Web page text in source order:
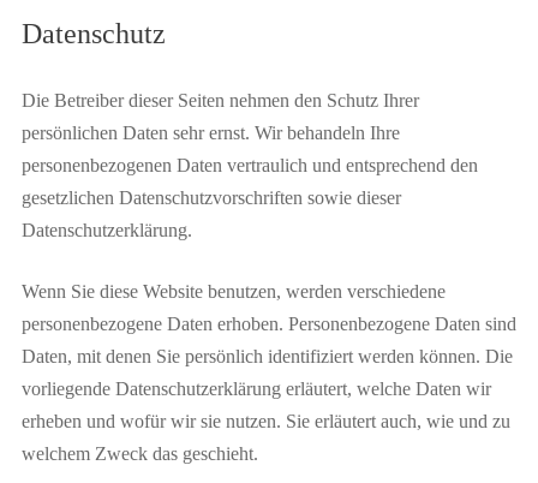
Datenschutz
Die Betreiber dieser Seiten nehmen den Schutz Ihrer
persönlichen Daten sehr ernst. Wir behandeln Ihre
personenbezogenen Daten vertraulich und entsprechend den
gesetzlichen Datenschutzvorschriften sowie dieser
Datenschutzerklärung.
Wenn Sie diese Website benutzen, werden verschiedene
personenbezogene Daten erhoben. Personenbezogene Daten sind
Daten, mit denen Sie persönlich identifiziert werden können. Die
vorliegende Datenschutzerklärung erläutert, welche Daten wir
erheben und wofür wir sie nutzen. Sie erläutert auch, wie und zu
welchem Zweck das geschieht.